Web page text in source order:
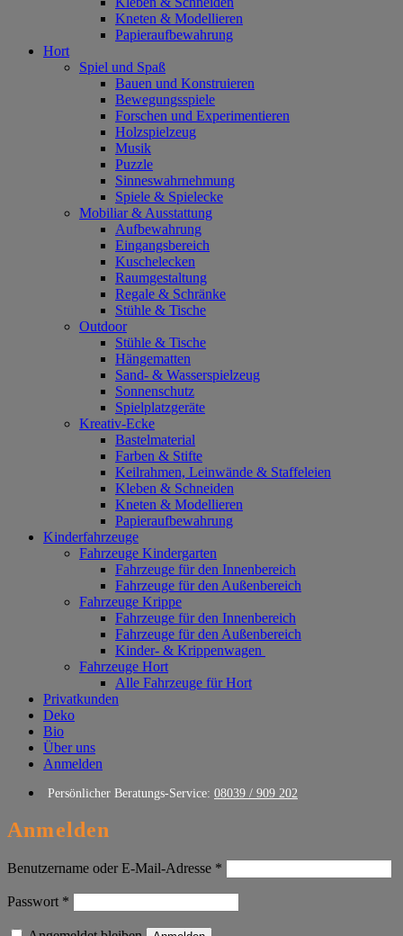
Kneten & Modellieren
Papieraufbewahrung
Hort
Spiel und Spaß
Bauen und Konstruieren
Bewegungsspiele
Forschen und Experimentieren
Holzspielzeug
Musik
Puzzle
Sinneswahrnehmung
Spiele & Spielecke
Mobiliar & Ausstattung
Aufbewahrung
Eingangsbereich
Kuschelecken
Raumgestaltung
Regale & Schränke
Stühle & Tische
Outdoor
Stühle & Tische
Hängematten
Sand- & Wasserspielzeug
Sonnenschutz
Spielplatzgeräte
Kreativ-Ecke
Bastelmaterial
Farben & Stifte
Keilrahmen, Leinwände & Staffeleien
Kleben & Schneiden
Kneten & Modellieren
Papieraufbewahrung
Kinderfahrzeuge
Fahrzeuge Kindergarten
Fahrzeuge für den Innenbereich
Fahrzeuge für den Außenbereich
Fahrzeuge Krippe
Fahrzeuge für den Innenbereich
Fahrzeuge für den Außenbereich
Kinder- & Krippenwagen
Fahrzeuge Hort
Alle Fahrzeuge für Hort
Privatkunden
Deko
Bio
Über uns
Anmelden
Persönlicher Beratungs-Service: 08039 / 909 202
Anmelden
Benutzername oder E-Mail-Adresse *
Passwort *